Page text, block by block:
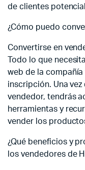
de clientes
¿Cómo puedo
Convertirse en
Todo lo que
web de la
inscripción. Una
vendedor, tendrás
herramientas y
vender los
¿Qué beneficios y
los vendedores de